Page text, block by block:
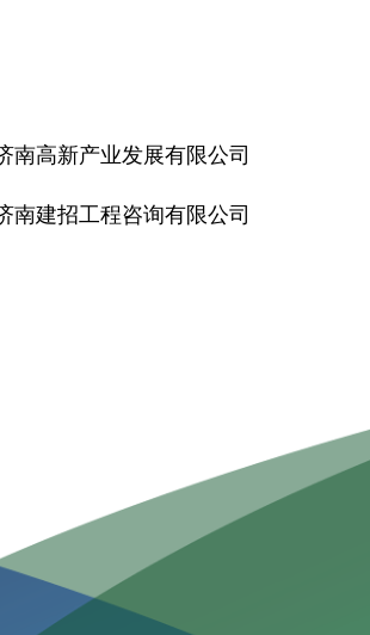
南高新产业发展有限公司
南建招工程咨询有限公司